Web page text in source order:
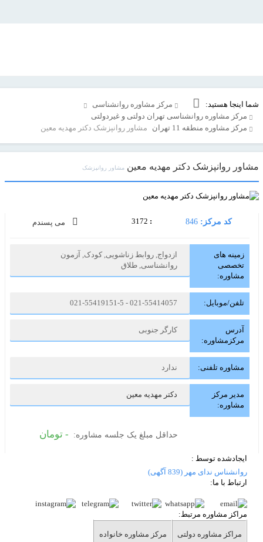
شما اینجا هستید:
مرکز مشاوره روانشناسی
مرکز مشاوره روانشناسی تهران دولتی و غیردولتی
مرکز مشاوره منطقه 11 تهران
مشاور روانپزشک دکتر مهدیه معین
مشاور روانپزشک دکتر مهدیه معین مشاور روانپزشک
کد مرکز: 846
:
3172 می پسندم
زمینه های
تخصصی
مشاوره:
ازدواج, روابط زناشویی, کودک, آزمون
روانشناسی, طلاق
تلفن/موبایل: 021-55414057 - 021-55419151-5
آدرس
مرکزمشاوره:
کارگر جنوبی
مشاوره تلفنی: ندارد
مدیر مرکز
مشاوره:
دکتر مهدیه معین
حداقل مبلغ یک جلسه مشاوره: - تومان
ایجادشده توسط :
روانشناس ندای مهر (839 آگهی)
ارتباط با ما:
مراکز مشاوره مرتبط:
مراکز مشاوره دولتی مرکز مشاوره خانواده